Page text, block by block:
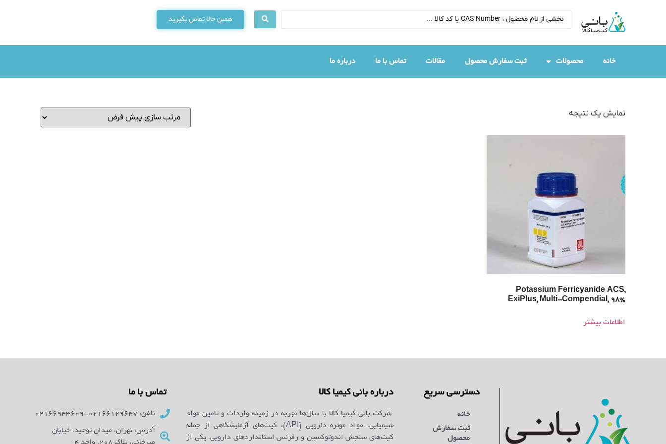
همین حالا تماس بگیرید
خانه محصولات ثبت سفارش محصول مقالات تماس با ما درباره ما
نمایش یک نتیجه
Potassium Ferricyanide ACS,
ExiPlus, Multi-Compendial, 98%
اطلاعات بیشتر
دسترسی سریع
خانه
ثبت سفارش
محصول
درباره بانی کیمیا کالا
شرکت بانی کیمیا کالا با سال‌ها تجربه در زمینه واردات و تامین مواد
شیمیایی، مواد موثره دارویی (API)، کیت‌های آزمایشگاهی از جمله
کیت‌های سنجش اندوتوکسین و رفرنس استانداردهای دارویی، یکی از
تماس با ما
تلفن: 02166129647-02166943609
آدرس: تهران، میدان توحید، خیابان